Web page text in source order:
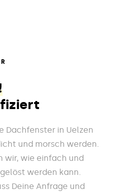
Dachfenster in Uelzen
und morsch werden.
wir, wie einfach und
werden kann.
Deine Anfrage und